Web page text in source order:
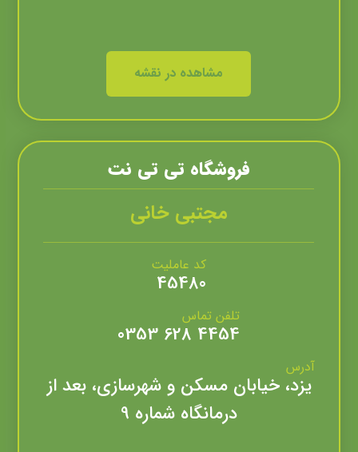
مشاهده در نقشه
فروشگاه تی تی نت
مجتبی خانی
کد عاملیت
45480
تلفن تماس
4454 628 0353
آدرس
یزد، خیابان مسکن و شهرسازی، بعد از
درمانگاه شماره 9